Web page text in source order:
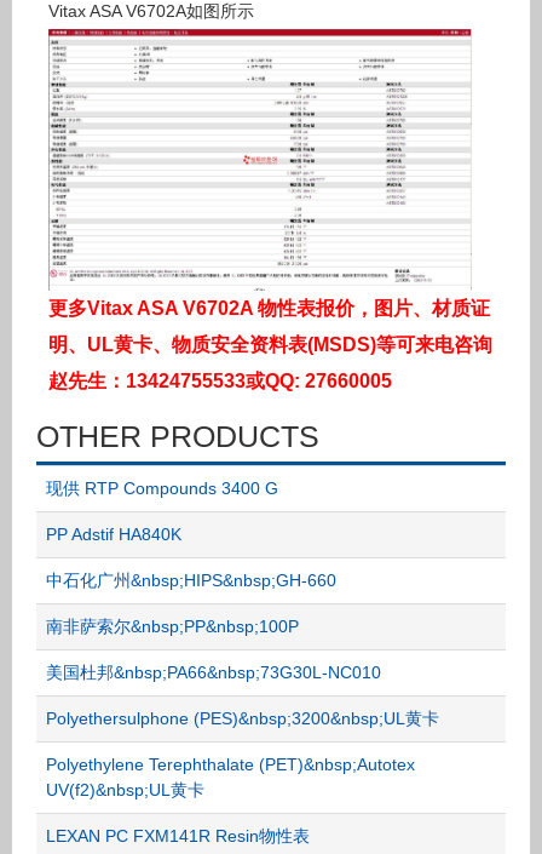
Vitax ASA V6702A如图所示
更多Vitax ASA V6702A 物性表报价，图片、材质证
明、UL黄卡、物质安全资料表(MSDS)等可来电咨询
赵先生：13424755533或QQ: 27660005
OTHER PRODUCTS
现供 RTP Compounds 3400 G
PP Adstif HA840K
中石化广州&nbsp;HIPS&nbsp;GH-660
南非萨索尔&nbsp;PP&nbsp;100P
美国杜邦&nbsp;PA66&nbsp;73G30L-NC010
Polyethersulphone (PES)&nbsp;3200&nbsp;UL黄卡
Polyethylene Terephthalate (PET)&nbsp;Autotex
UV(f2)&nbsp;UL黄卡
LEXAN PC FXM141R Resin物性表